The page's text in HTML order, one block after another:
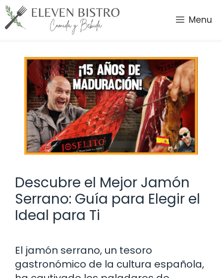
Saltar
al
contenido
Menu
Descubre el Mejor Jamón
Serrano: Guía para Elegir el
Ideal para Ti
El jamón serrano, un tesoro
gastronómico de la cultura española,